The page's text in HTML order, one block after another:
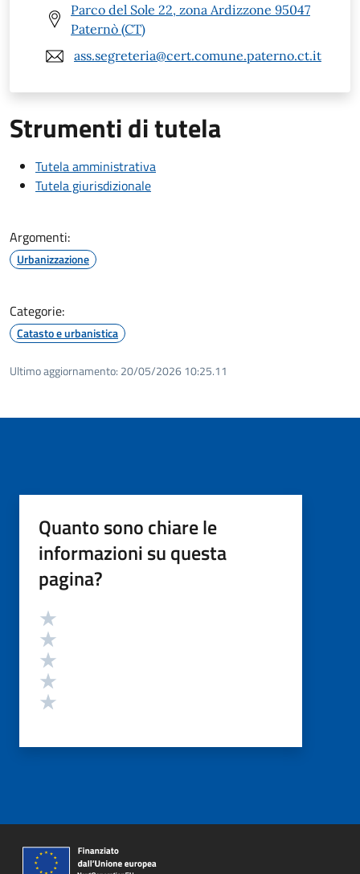
Parco del Sole 22, zona Ardizzone 95047
Paternò (CT)
ass.segreteria@cert.comune.paterno.ct.it
Strumenti di tutela
Tutela amministrativa
Tutela giurisdizionale
Argomenti:
Urbanizzazione
Categorie:
Catasto e urbanistica
Ultimo aggiornamento: 20/05/2026 10:25.11
Quanto sono chiare le
informazioni su questa
pagina?
Valutazione